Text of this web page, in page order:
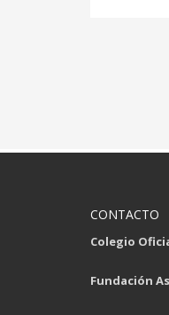
CONTACTO
Colegio
Fundación